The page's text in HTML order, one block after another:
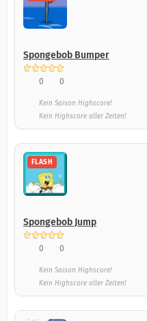
Spongebob Bumper
0 0
Kein Saison Highscore!
Kein Highscore aller Zeiten!
FLASH
Spongebob Jump
0 0
Kein Saison Highscore!
Kein Highscore aller Zeiten!